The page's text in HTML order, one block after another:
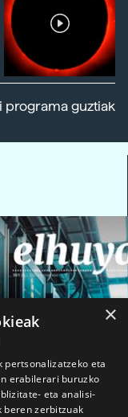
programa guztiak
×
pertsonalizatzeko eta
erabilerari buruzko
eta analisi-
beren zerbitzuak